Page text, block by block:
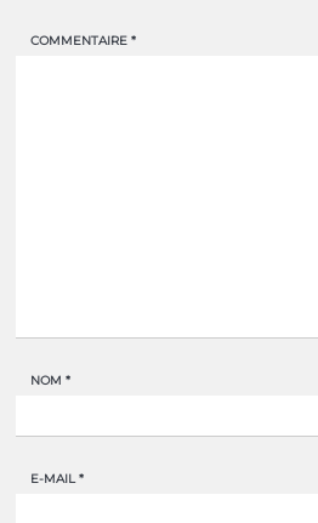
COMMENTAIRE *
NOM *
E-MAIL*